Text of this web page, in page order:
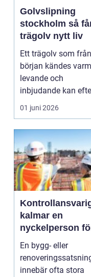
Golvslipning
stockholm så får
trägolv nytt liv
Ett trägolv som från
början kändes
levande och
inbjudande kan
några år börja se
u...
01 juni 2026
kalmar en
nyckelperson
trygga
En bygg- eller
innebär ofta stora